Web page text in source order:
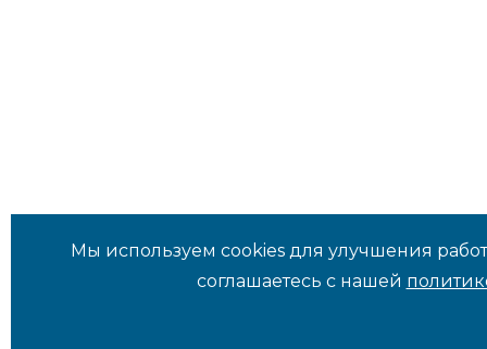
Мы используем cookies для улучшения
соглашаетесь с нашей